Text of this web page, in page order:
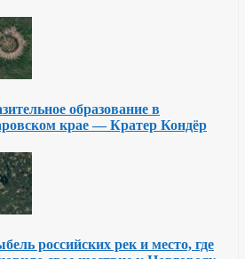
образование в
крае — Кратер Кондёр
российских рек и место, где